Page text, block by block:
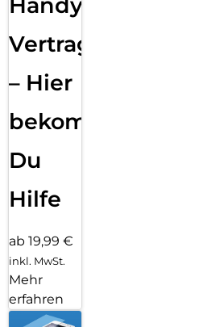
– Hier
bekommst
Du
Hilfe
ab 19,99 €
inkl. MwSt.
Mehr
erfahren